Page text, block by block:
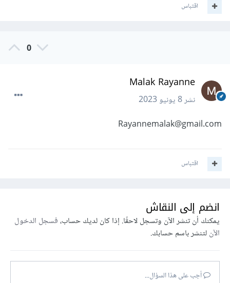
اقتباس
0
Malak Rayanne
نشر8 يونيو 2023
Rayannemalak@gmail.com
اقتباس
انضم إلى النقاش
يمكنك أن تنشر الآن وتسجل لاحقًا. إذا كان لديك حساب،فسجل الدخول
الآنلتنشر باسم حسابك.
أجب على هذا السؤال...